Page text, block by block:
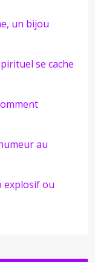
un bijou
se cache
au
explosif ou